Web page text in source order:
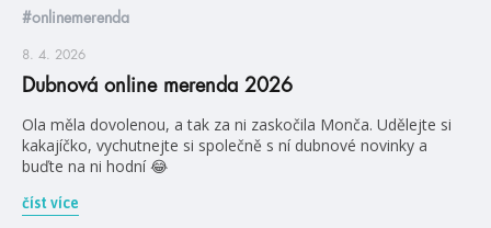
#onlinemerenda
8. 4. 2026
Dubnová online merenda 2026
Ola měla dovolenou, a tak za ni zaskočila Monča. Udělejte si
kakajíčko, vychutnejte si společně s ní dubnové novinky a
buďte na ni hodní 😂
číst více